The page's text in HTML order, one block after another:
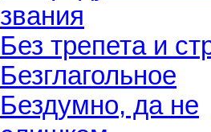
звания
Без трепета и
Безглагольное
Бездумно, да не